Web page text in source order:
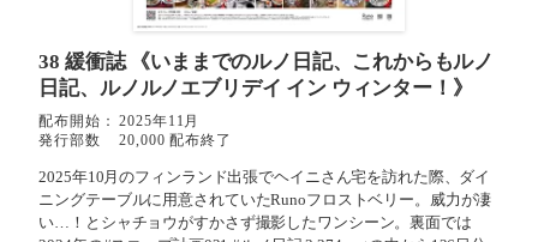
38 緩衝誌《いままでのルノ日記、これからもルノ
日記、ルノルノエブリデイ イン ウィンター！》
配布開始：
2025年11月
発行部数
20,000 配布終了
2025年10月のフィンランド出張でヘイニさん宅を訪れた際、ダイ
ニングテーブルに用意されていたRunoフロストベリー。威力が凄
い…！とシャチョウがすかさず撮影したワンシーン。裏面では